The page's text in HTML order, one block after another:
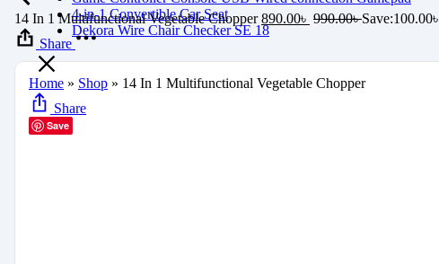
4-in-1 Convertible Car Seat
Dekora Wire Chair Checker SE 18
14 In 1 Multifunctional Vegetable Chopper 890.00৳ 990.00৳Save:100.00৳
Share
Home » Shop » 14 In 1 Multifunctional Vegetable Chopper
Share
Save